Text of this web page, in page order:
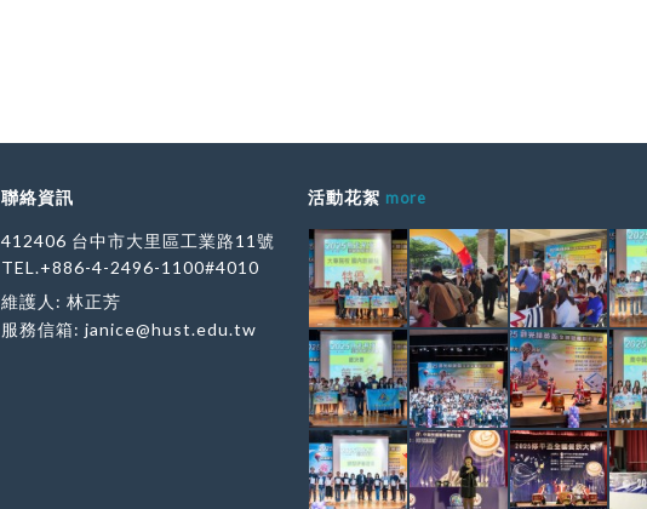
聯絡資訊
412406 台中市大里區工業路11號
TEL.+886-4-2496-1100#4010
維護人: 林正芳
服務信箱: janice@hust.edu.tw
活動花絮 more